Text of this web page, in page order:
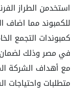
استخدمن الطراز
للكمبوند مما اضاف
كمبوندات التجمع
في مصر وذلك
مع أهداف الشركة
متطلبات واحتياجات